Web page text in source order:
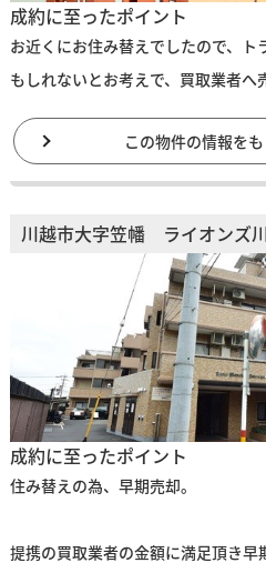
成約に至ったポイント
お近くにお住み替えでしたので、
もしれないとお考えで、買取業者へ
この物件の情報を
川越市大字笠幡 ライオンズ
成約に至ったポイント
住み替えの為、早期売却。
提携の買取業者の金額に満足頂き早